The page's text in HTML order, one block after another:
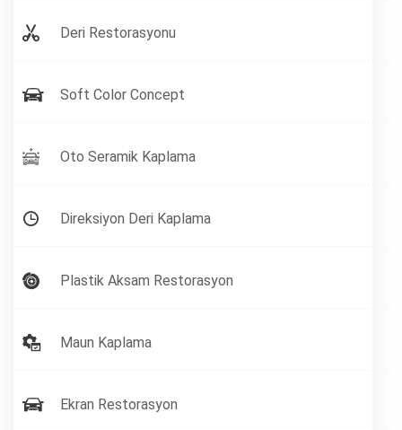
Deri Restorasyonu
Soft Color Concept
Oto Seramik Kaplama
Direksiyon Deri Kaplama
Plastik Aksam Restorasyon
Maun Kaplama
Ekran Restorasyon